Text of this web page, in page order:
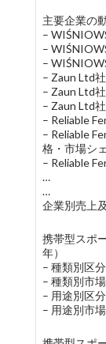
主要企業の
–
–
–
– Zaun Ltd
– Zaun Ltd
– Zaun Ltd
– Reliable
– Reliable
格・市場シ
– Reliable
…
…
企業別売上
携帯型スポ
年）
– 種類別区
– 種類別市
– 用途別区
– 用途別市